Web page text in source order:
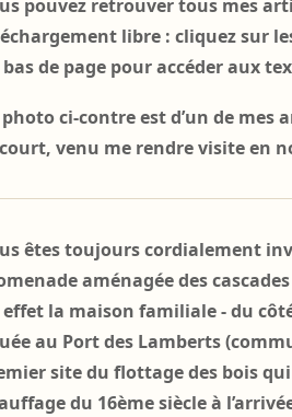
pouvez retrouver tous mes
libre : cliquez sur
de page pour accéder aux
photo ci-contre est d’un de mes
venu me rendre visite en
êtes toujours cordialement
aménagée des
la maison familiale - du
au Port des Lamberts
site du flottage des bois
du 16ème siècle à